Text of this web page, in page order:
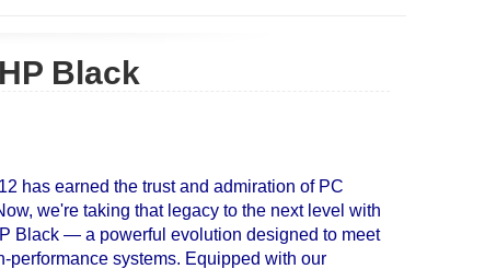
Black
has earned the trust and admiration of PC
we're taking that legacy to the next level with
Black — a powerful evolution designed to meet
performance systems. Equipped with our